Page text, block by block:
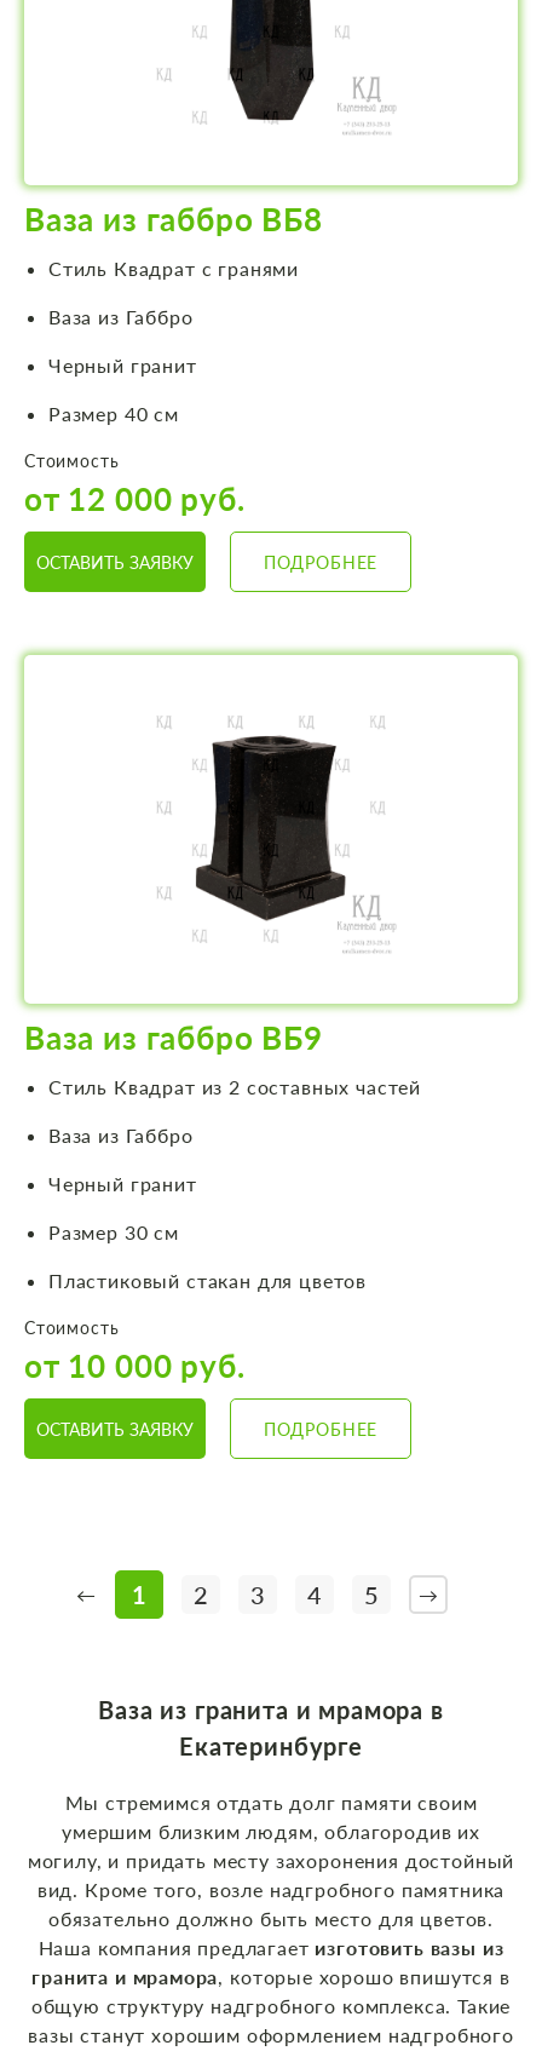
Ваза из габбро ВБ8
Стиль Квадрат с гранями
Ваза из Габбро
Черный гранит
Размер 40 см
Стоимость
от 12 000 руб.
ОСТАВИТЬ ЗАЯВКУ ПОДРОБНЕЕ
Ваза из габбро ВБ9
Стиль Квадрат из 2 составных частей
Ваза из Габбро
Черный гранит
Размер 30 см
Пластиковый стакан для цветов
Стоимость
от 10 000 руб.
ОСТАВИТЬ ЗАЯВКУ ПОДРОБНЕЕ
← 1 2 3 4 5 →
Ваза из гранита и мрамора в
Екатеринбурге
Мы стремимся отдать долг памяти своим
умершим близким людям, облагородив их
могилу, и придать месту захоронения достойный
вид. Кроме того, возле надгробного памятника
обязательно должно быть место для цветов.
Наша компания предлагает изготовить вазы из
гранита и мрамора, которые хорошо впишутся в
общую структуру надгробного комплекса. Такие
вазы станут хорошим оформлением надгробного